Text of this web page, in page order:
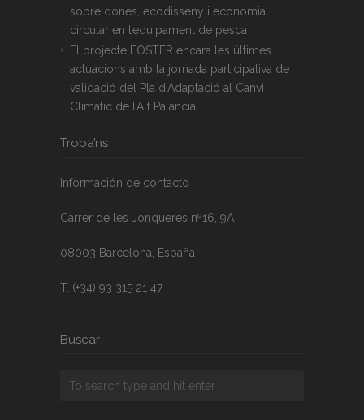
sobre dones, ecodisseny i economia
circular en l’equipament de pesca
El projecte FOSTER encara les últimes
actuacions amb la jornada participativa de
validació del Pla d’Adaptació al Canvi
Climàtic de l’Alt Palància
Troba’ns
Información de contacto
Carrer de les Jonqueres nº16, 9A
08003 Barcelona, España
T. (+34) 93 315 21 47
Buscar